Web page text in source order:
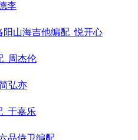
李
山海吉他编配_悦开心
_周杰伦
弘亦
_于嘉乐
品侍卫编配